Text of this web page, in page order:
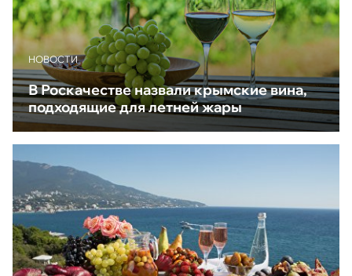
НОВОСТИ
В Роскачестве назвали крымские вина,
подходящие для летней жары